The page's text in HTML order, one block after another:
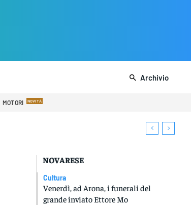
Archivio
MOTORI
NOVARESE
Cultura
Venerdì, ad Arona, i funerali del
grande inviato Ettore Mo